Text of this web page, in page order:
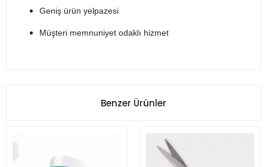
Geniş ürün yelpazesi
Müşteri memnuniyet odaklı hizmet
Benzer Ürünler